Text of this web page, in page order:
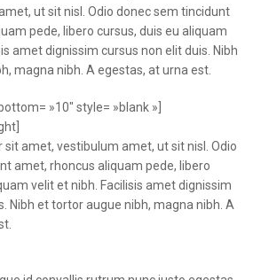
ut sit nisl. Odio donec sem tincidunt
pede, libero cursus, duis eu aliquam
amet dignissim cursus non elit duis. Nibh
magna nibh. A egestas, at urna est.
»10″ style= »blank »]
sit amet, vestibulum amet, ut sit nisl. Odio
amet, rhoncus aliquam pede, libero
velit et nibh. Facilisis amet dignissim
Nibh et tortor augue nibh, magna nibh. A